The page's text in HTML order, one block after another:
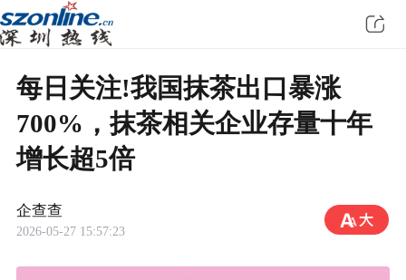
每日关注!我国抹茶出口暴涨
700%，抹茶相关企业存量十年
增长超5倍
企查查
2026-05-27 15:57:23